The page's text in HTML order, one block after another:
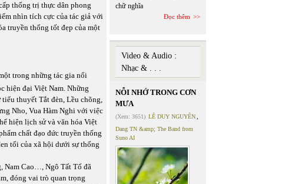
thống trị thực dân phong
nhìn tích cực của tác giả với
truyền thống tốt đẹp của một
trong những tác gia nổi
hiện đại Việt Nam. Những
thuyết Tắt đèn, Lều chõng,
Nho, Vua Hàm Nghi với việc
hiện lịch sử và văn hóa Việt
chất đạo đức truyền thống
tối của xã hội dưới sự thống
Nam Cao…, Ngô Tất Tố đã
đóng vai trò quan trọng
chữ nghĩa
Đọc thêm
Video & Audio :
Nhạc & . . .
NỖI NHỚ TRONG CƠN
MƯA
(Xem: 3651) LÊ DUY NGUYÊN
Dang TN &amp; The Band from
Suno AI